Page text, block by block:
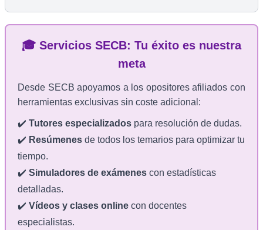
🎓 Servicios SECB: Tu éxito es nuestra
meta
Desde SECB apoyamos a los opositores afiliados con
herramientas exclusivas sin coste adicional:
✔️ Tutores especializados para resolución de dudas.
✔️ Resúmenes de todos los temarios para optimizar tu
tiempo.
✔️ Simuladores de exámenes con estadísticas
detalladas.
✔️ Vídeos y clases online con docentes
especialistas.